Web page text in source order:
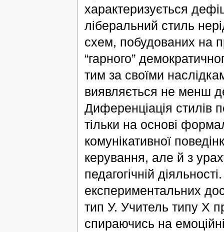
характеризується
ліберальний стиль
схем, побудованих на
“гарного”
тим за своїми
виявляється не менш
Диференціація стилів
тільки на основі
комунікативної
керування, але й з
педагогічній
експериментальних
тип У. Учитель типу Х
спираючись на